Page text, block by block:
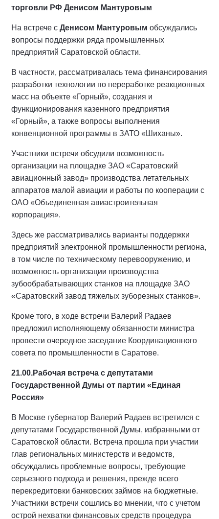
торговли РФ Денисом Мантуровым
На встрече с Денисом Мантуровым обсуждались
вопросы поддержки ряда промышленных
предприятий Саратовской области.
В частности, рассматривалась тема финансирования
разработки технологии по переработке реакционных
масс на объекте «Горный», создания и
функционирования казенного предприятия
«Горный», а также вопросы выполнения
конвенционной программы в ЗАТО «Шиханы».
Участники встречи обсудили возможность
организации на площадке ЗАО «Саратовский
авиационный завод» производства летательных
аппаратов малой авиации и работы по кооперации с
ОАО «Объединенная авиастроительная
корпорация».
Здесь же рассматривались варианты поддержки
предприятий электронной промышленности региона,
в том числе по техническому перевооружению, и
возможность организации производства
зубообрабатывающих станков на площадке ЗАО
«Саратовский завод тяжелых зуборезных станков».
Кроме того, в ходе встречи Валерий Радаев
предложил исполняющему обязанности министра
провести очередное заседание Координационного
совета по промышленности в Саратове.
21.00.Рабочая встреча с депутатами
Государственной Думы от партии «Единая
Россия»
В Москве губернатор Валерий Радаев встретился с
депутатами Государственной Думы, избранными от
Саратовской области. Встреча прошла при участии
глав региональных министерств и ведомств,
обсуждались проблемные вопросы, требующие
серьезного подхода и решения, прежде всего
перекредитовки банковских займов на бюджетные.
Участники встречи сошлись во мнении, что с учетом
острой нехватки финансовых средств процедура